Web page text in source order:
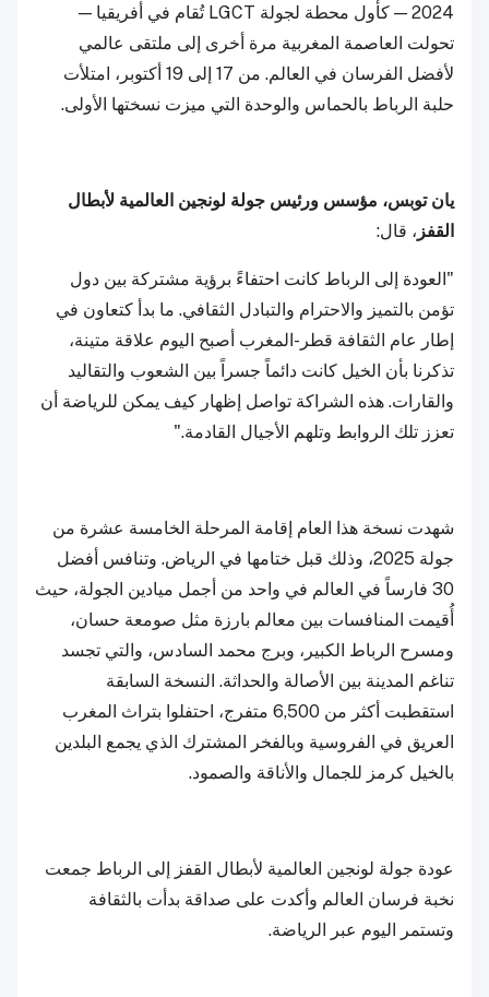
2024 — كأول محطة لجولة LGCT تُقام في أفريقيا —
تحولت العاصمة المغربية مرة أخرى إلى ملتقى عالمي
لأفضل الفرسان في العالم. من 17 إلى 19 أكتوبر، امتلأت
حلبة الرباط بالحماس والوحدة التي ميزت نسختها الأولى.
يان توبس، مؤسس ورئيس جولة لونجين العالمية لأبطال
القفز ، قال:
"العودة إلى الرباط كانت احتفاءً برؤية مشتركة بين دول
تؤمن بالتميز والاحترام والتبادل الثقافي. ما بدأ كتعاون في
إطار عام الثقافة قطر-المغرب أصبح اليوم علاقة متينة،
تذكرنا بأن الخيل كانت دائماً جسراً بين الشعوب والتقاليد
والقارات. هذه الشراكة تواصل إظهار كيف يمكن للرياضة أن
تعزز تلك الروابط وتلهم الأجيال القادمة."
شهدت نسخة هذا العام إقامة المرحلة الخامسة عشرة من
جولة 2025، وذلك قبل ختامها في الرياض. وتنافس أفضل
30 فارساً في العالم في واحد من أجمل ميادين الجولة، حيث
أُقيمت المنافسات بين معالم بارزة مثل صومعة حسان،
ومسرح الرباط الكبير، وبرج محمد السادس، والتي تجسد
تناغم المدينة بين الأصالة والحداثة. النسخة السابقة
استقطبت أكثر من 6,500 متفرج، احتفلوا بتراث المغرب
العريق في الفروسية وبالفخر المشترك الذي يجمع البلدين
بالخيل كرمز للجمال والأناقة والصمود.
عودة جولة لونجين العالمية لأبطال القفز إلى الرباط جمعت
نخبة فرسان العالم وأكدت على صداقة بدأت بالثقافة
وتستمر اليوم عبر الرياضة.